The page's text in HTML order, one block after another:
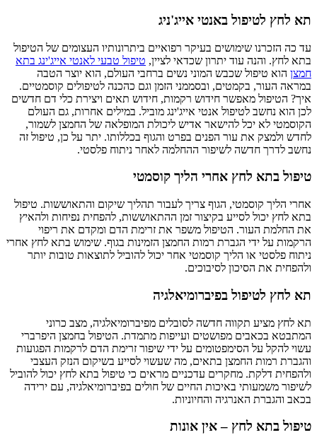
תא לחץ לטיפול באנטי אייג'ניג
עד כה הזכרנו שימושים בעיקר רפואיים ביתרונותיו העצומים של הטיפול
בתא לחץ. והנה עוד יתרון שכדאי לציין, טיפול טבעי לאנטי אייג'ינג בתא
חמצן הוא טיפול שכבש המוני נשים ברחבי העולם, הוא יוצר הטבה
במראה העור, בקמטים, ובסממני הזמן וגם כהכנה לטיפולים קוסמטיים.
איך? הטיפול מאפשר חידוש רקמות, חידוש תאים ויצירת כלי דם חדשים
לכן הוא נחשב לטיפול אנטי אייג'ינג מוביל. במילים אחרות, גם העולם
הקוסמטי לא יכל להישאר אדיש ליכולת המופלאה של החמצן לשמור,
לחדש ולמצק את עור הפנים בפרט והגוף בכללותו. יתר על כן, טיפול זה
נחשב לדרך חדשה לשיפור ההחלמה לאחר ניתוח פלסטי.
טיפול בתא לחץ אחרי הליך קוסמטי
אחרי הליך קוסמטי, הגוף צריך לעבור תהליך שיקום והתאוששות. טיפול
בתא לחץ יכול לסייע בקיצור זמן ההתאוששות, להפחית נפיחות ולהאיץ
את החלמת העור. הטיפול משפר את זרימת הדם ומקדם את ריפוי
הרקמות על ידי הגברת רמות החמצן הזמינות בגוף. שימוש בתא לחץ אחרי
ניתוח פלסטי או הליך קוסמטי אחר יכול להוביל לתוצאות טובות יותר
ולהפחית את הסיכון לסיבוכים.
תא לחץ לטיפול בפיברומיאלגיה
תא לחץ מציע תקווה חדשה לסובלים מפיברומיאלגיה, מצב כרוני
המתבטא בכאבים מפושטים ועייפות מתמדת. הטיפול בחמצן היפרברי
עשוי להקל על הסימפטומים על ידי שיפור זרימת הדם לרקמות הפגועות
והגברת רמות החמצן בתאים, מה שעשוי לסייע בשיקום הנזק העצבי
ולהפחית דלקת. מחקרים עדכניים מראים כי טיפול בתא לחץ יכול להוביל
לשיפור משמעותי באיכות החיים של חולים בפיברומיאלגיה, עם ירידה
בכאב והגברת האנרגיה והחיוניות.
טיפול בתא לחץ – אין אונות